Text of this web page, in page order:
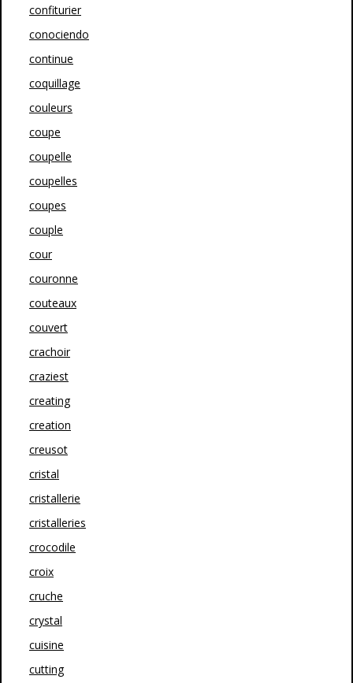
confiturier
conociendo
continue
coquillage
couleurs
coupe
coupelle
coupelles
coupes
couple
cour
couronne
couteaux
couvert
crachoir
craziest
creating
creation
creusot
cristal
cristallerie
cristalleries
crocodile
croix
cruche
crystal
cuisine
cutting